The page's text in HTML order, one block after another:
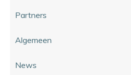
Partners
Algemeen
News